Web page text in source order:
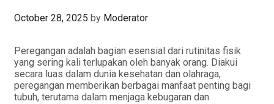
October 28, 2025 by Moderator
Peregangan adalah bagian esensial dari rutinitas fisik
yang sering kali terlupakan oleh banyak orang. Diakui
secara luas dalam dunia kesehatan dan olahraga,
peregangan memberikan berbagai manfaat penting bagi
tubuh, terutama dalam menjaga kebugaran dan